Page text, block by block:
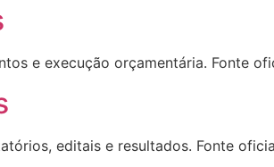
e execução orçamentária. Fonte
editais e resultados. Fonte